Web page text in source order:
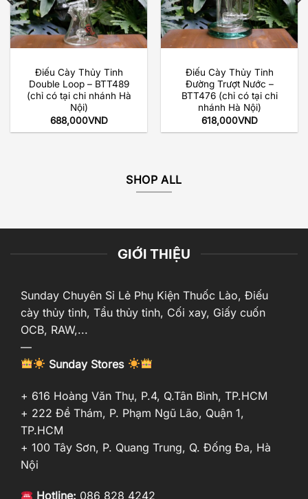
Điếu Cày Thủy Tinh
Double Loop – BTT489
(chỉ có tại chi nhánh Hà
Nội)
688,000VND
Điếu Cày Thủy Tinh
Đường Trượt Nước –
BTT476 (chỉ có tại chi
nhánh Hà Nội)
618,000VND
SHOP ALL
GIỚI THIỆU
Sunday Chuyên Sỉ Lẻ Phụ Kiện Thuốc Lào, Điếu
cày thủy tinh, Tẩu thủy tinh, Cối xay, Giấy cuốn
OCB, RAW,...
—
Sunday Stores
+ 616 Hoàng Văn Thụ, P.4, Q.Tân Bình, TP.HCM
+ 222 Đề Thám, P. Phạm Ngũ Lão, Quận 1,
TP.HCM
+ 100 Tây Sơn, P. Quang Trung, Q. Đống Đa, Hà
Nội
Hotline: 086 828 4242